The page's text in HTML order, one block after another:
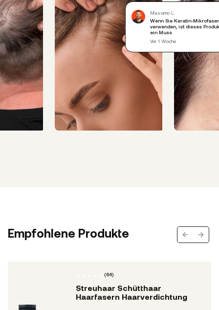
Massimo L.
Wenn Sie Keratin-
verwenden, ist dieses
ein Muss
Vor 1 Woche
Empfohlene Produkte Previous
Next
(64)
Streuhaar Schütthaar
Haarfasern Haarverdichtung